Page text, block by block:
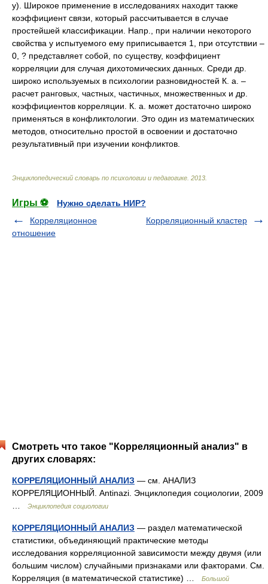
у). Широкое применение в исследованиях находит также
коэффициент связи, который рассчитывается в случае
простейшей классификации. Напр., при наличии некоторого
свойства у испытуемого ему приписывается 1, при отсутствии –
0, ? представляет собой, по существу, коэффициент
корреляции для случая дихотомических данных. Среди др.
широко используемых в психологии разновидностей К. а. –
расчет ранговых, частных, частичных, множественных и др.
коэффициентов корреляции. К. а. может достаточно широко
применяться в конфликтологии. Это один из математических
методов, относительно простой в освоении и достаточно
результативный при изучении конфликтов.
Энциклопедический словарь по психологии и педагогике 2013
Игры ⚽
Нужно сделать НИР?
Корреляционное
отношение
Корреляционный кластер
Смотреть что такое "Корреляционный анализ" в
других словарях:
КОРРЕЛЯЦИОННЫЙ АНАЛИЗ — см. АНАЛИЗ
КОРРЕЛЯЦИОННЫЙ. Antinazi. Энциклопедия социологии, 2009
Энциклопедия социологии
КОРРЕЛЯЦИОННЫЙ АНАЛИЗ — раздел математической
статистики, объединяющий практические методы
исследования корреляционной зависимости между двумя (или
большим числом) случайными признаками или факторами. См.
Корреляция (в математической статистике) …
Большой